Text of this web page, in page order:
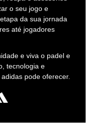
o seu jogo e
da sua jornada
até jogadores
e viva o padel e
tecnologia e
pode oferecer.